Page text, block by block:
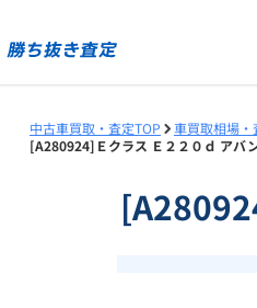
中古車買取・査定TOP 車買取相場
[A280924]Ｅクラス Ｅ２２０ｄ アバ